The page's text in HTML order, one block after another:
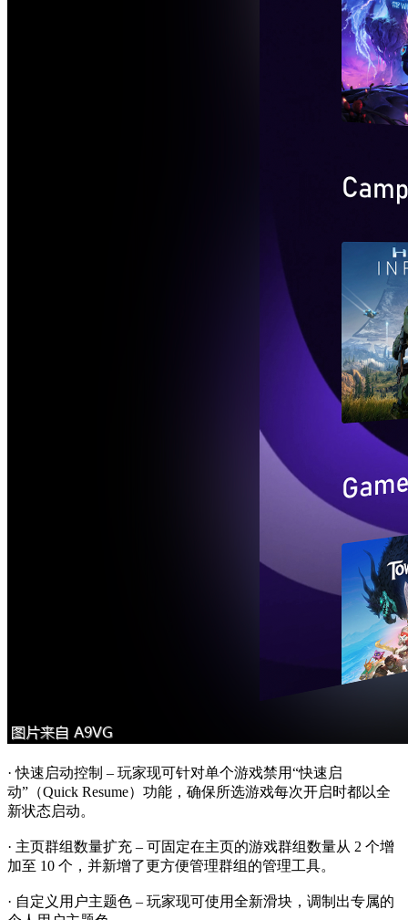
· 快速启动控制 – 玩家现可针对单个游戏禁用“快速启
动”（Quick Resume）功能，确保所选游戏每次开启时都以全
新状态启动。
· 主页群组数量扩充 – 可固定在主页的游戏群组数量从 2 个增
加至 10 个，并新增了更方便管理群组的管理工具。
· 自定义用户主题色 – 玩家现可使用全新滑块，调制出专属的